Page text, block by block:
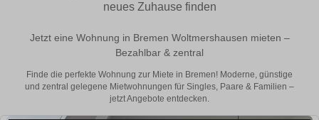
neues Zuhause finden
Jetzt eine Wohnung in Bremen Woltmershausen mieten –
Bezahlbar & zentral
Finde die perfekte Wohnung zur Miete in Bremen! Moderne, günstige
und zentral gelegene Mietwohnungen für Singles, Paare & Familien –
jetzt Angebote entdecken.